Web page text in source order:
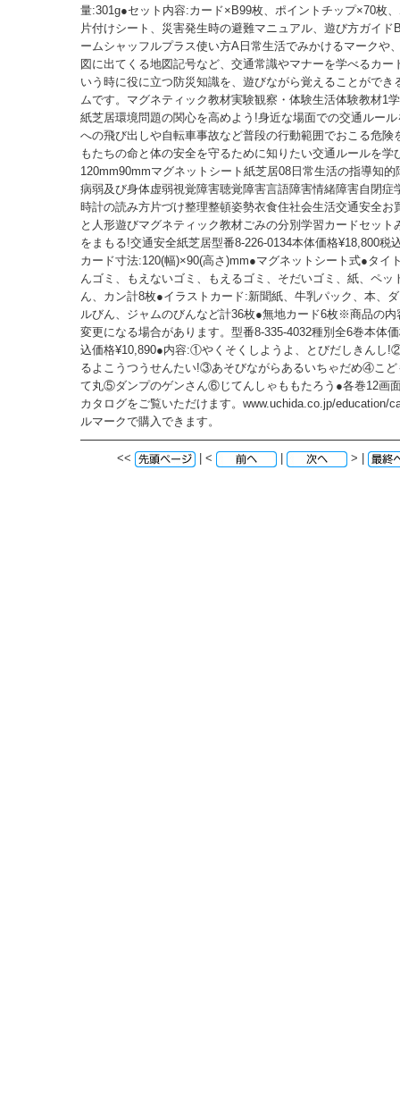
量:301g●セット内容:カード×B99枚、ポイントチップ×70枚
片付けシート、災害発生時の避難マニュアル、遊び方ガイド
ームシャッフルプラス使い方A日常生活でみかけるマークや
図に出てくる地図記号など、交通常識やマナーを学べるカー
いう時に役に立つ防災知識を、遊びながら覚えることができ
ムです。マグネティック教材実験観察・体験生活体験教材1
紙芝居環境問題の関心を高めよう!身近な場面での交通ルー
への飛び出しや自転車事故など普段の行動範囲でおこる危険
もたちの命と体の安全を守るために知りたい交通ルールを学
120mm90mmマグネットシート紙芝居08日常生活の指導知的
病弱及び身体虚弱視覚障害聴覚障害言語障害情緒障害自閉症
時計の読み方片づけ整理整頓姿勢衣食住社会生活交通安全お
と人形遊びマグネティック教材ごみの分別学習カードセット
をまもる!交通安全紙芝居型番8-226-0134本体価格¥18,800税
カード寸法:120(幅)×90(高さ)mm●マグネットシート式●タイ
んゴミ、もえないゴミ、もえるゴミ、そだいゴミ、紙、ペッ
ん、カン計8枚●イラストカード:新聞紙、牛乳パック、本、
ルびん、ジャムのびんなど計36枚●無地カード6枚※商品の内
変更になる場合があります。型番8-335-4032種別全6巻本体
込価格¥10,890●内容:①やくそくしようよ、とびだしきんし
るよこうつうせんたい!③あそびながらあるいちゃだめ④こど
て丸⑤ダンプのゲンさん⑥じてんしゃももたろう●各巻12画
カタログをご覧いただけます。www.uchida.co.jp/education/
ルマークで購入できます。
<< | < | > |